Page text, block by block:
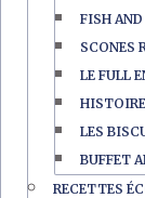
FISH
SCONES
LE FULL
LES
BUFFET
RECETTES